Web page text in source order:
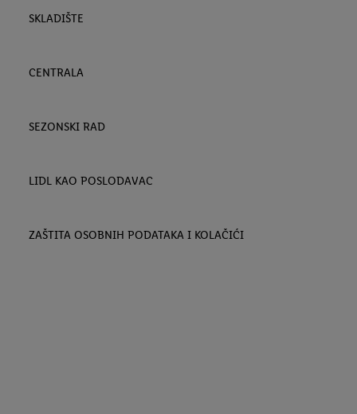
SKLADIŠTE
CENTRALA
SEZONSKI RAD
LIDL KAO POSLODAVAC
ZAŠTITA OSOBNIH PODATAKA I KOLAČIĆI